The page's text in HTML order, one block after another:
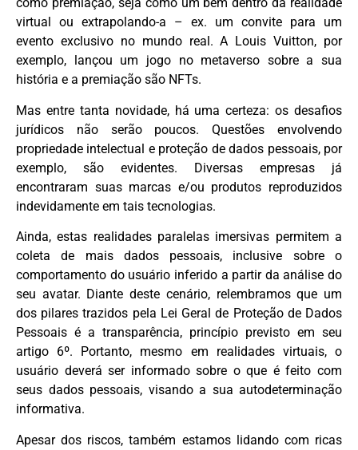
como premiação, seja como um bem dentro da realidade
virtual ou extrapolando-a – ex. um convite para um
evento exclusivo no mundo real. A Louis Vuitton, por
exemplo, lançou um jogo no metaverso sobre a sua
história e a premiação são NFTs.
Mas entre tanta novidade, há uma certeza: os desafios
jurídicos não serão poucos. Questões envolvendo
propriedade intelectual e proteção de dados pessoais, por
exemplo, são evidentes. Diversas empresas já
encontraram suas marcas e/ou produtos reproduzidos
indevidamente em tais tecnologias.
Ainda, estas realidades paralelas imersivas permitem a
coleta de mais dados pessoais, inclusive sobre o
comportamento do usuário inferido a partir da análise do
seu avatar. Diante deste cenário, relembramos que um
dos pilares trazidos pela Lei Geral de Proteção de Dados
Pessoais é a transparência, princípio previsto em seu
artigo 6º. Portanto, mesmo em realidades virtuais, o
usuário deverá ser informado sobre o que é feito com
seus dados pessoais, visando a sua autodeterminação
informativa.
Apesar dos riscos, também estamos lidando com ricas